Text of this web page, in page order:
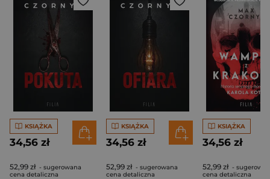
KSIĄŻKA
34,56 zł
52,99 zł - sugerowana
cena detaliczna
KSIĄŻKA
34,56 zł
52,99 zł - sugerowana
cena detaliczna
KSIĄŻKA
34,56 zł
52,99 zł -
cena detaliczna